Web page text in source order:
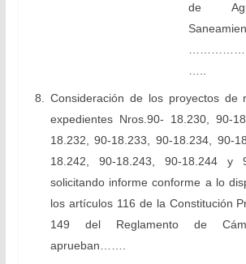
de
…..
8. Consideración de los proyectos de
expedientes Nros.90- 18.230, 90-
18.232, 90-18.233, 90-18.234, 90-
18.242, 90-18.243, 90-18.244 y
solicitando informe conforme a lo
los artículos 116 de la Constitución
149 del Reglamento de
aprueban…….